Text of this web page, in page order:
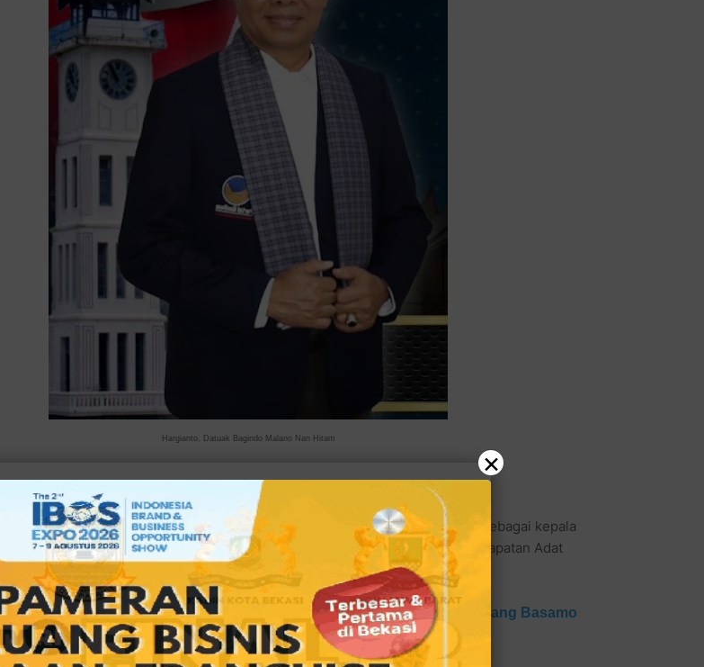
Hargianto, Datuak Bagindo Malano Nan Hitam
-- Gelar adat itu didapatkannya pada tahun 2021. Hargianto diangkat sebagai kepala
Suku Pisang Jirek dan dikukuhkan oleh Ketua LKAAM (Lembaga Kerapatan Adat
Koordinasi Perantau Agam Buat Program Rang Agam SeDunia Pulang Basamo
Gading, Jakut
×